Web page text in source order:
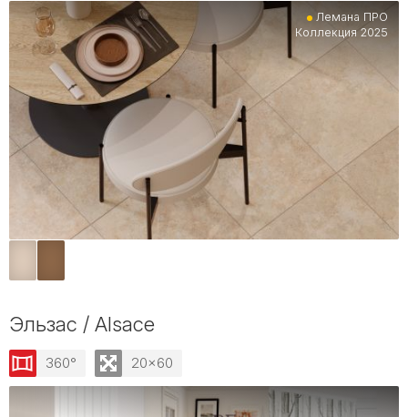
Лемана ПРО
Коллекция 2025
Эльзас / Alsace
360° 20x60